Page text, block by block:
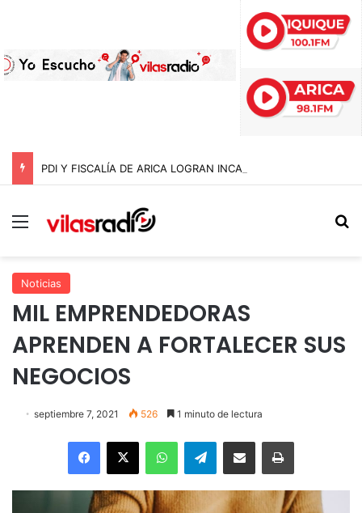
Menú
Noticias
MIL EMPRENDEDORAS
APRENDEN A FORTALECER SUS
NEGOCIOS
septiembre 7, 2021 526 1 minuto de lectura
Facebook
X WhatsAppTelegramEnviar vía email Imprimir